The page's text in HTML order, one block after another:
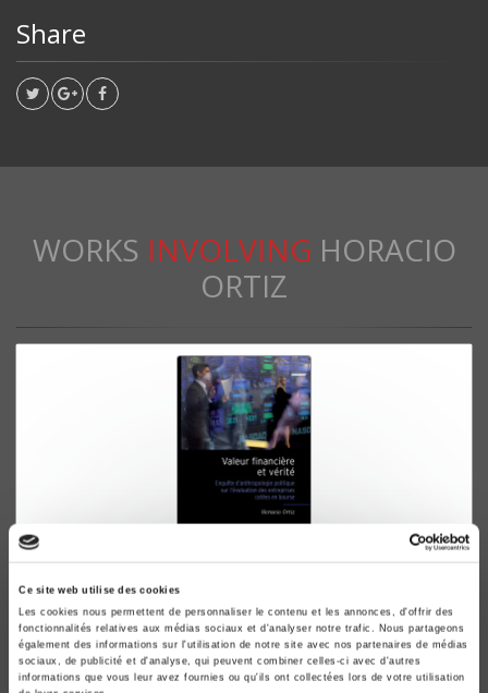
Ce site web utilise des cookies
Les cookies nous permettent de personnaliser le contenu et les annonces, d'offrir des
fonctionnalités relatives aux médias sociaux et d'analyser notre trafic. Nous partageons
également des informations sur l'utilisation de notre site avec nos partenaires de médias
sociaux, de publicité et d'analyse, qui peuvent combiner celles-ci avec d'autres
informations que vous leur avez fournies ou qu'ils ont collectées lors de votre utilisation
Share
WORKS INVOLVING HORACIO
ORTIZ
Valeur financière et vérité
Enquête d'anthropologie politique sur l'évaluation des
entreprises cotées en bourse
Horacio Ortiz